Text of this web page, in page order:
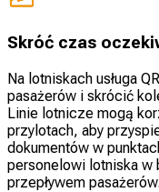
Skróć czas
Na lotniskach usługa
pasażerów i skrócić
Linie lotnicze mogą
przylotach, aby
dokumentów w
personelowi lotniska w
przepływem pasażerów.